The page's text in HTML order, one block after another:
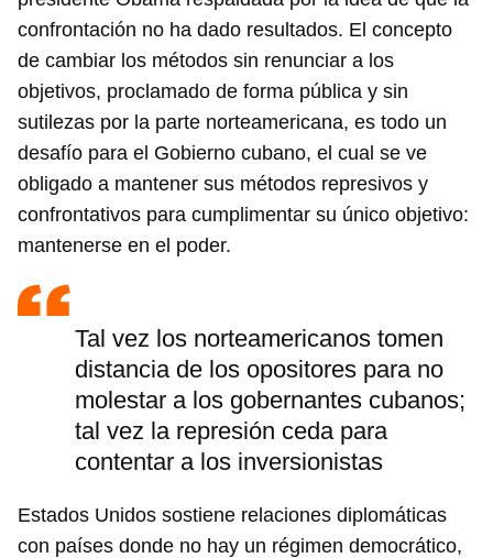
confrontación no ha dado resultados. El concepto
de cambiar los métodos sin renunciar a los
objetivos, proclamado de forma pública y sin
sutilezas por la parte norteamericana, es todo un
desafío para el Gobierno cubano, el cual se ve
obligado a mantener sus métodos represivos y
confrontativos para cumplimentar su único objetivo:
mantenerse en el poder.
Tal vez los norteamericanos tomen
distancia de los opositores para no
molestar a los gobernantes cubanos;
tal vez la represión ceda para
contentar a los inversionistas
Estados Unidos sostiene relaciones diplomáticas
con países donde no hay un régimen democrático,